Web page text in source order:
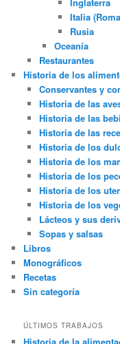
Italia
Rusia
Oceanía
Restaurantes
Historia de los
Conservantes y
Historia de las
Historia de las
Historia de las
Historia de los
Historia de los
Historia de los
Historia de los
Historia de los
Lácteos y sus
Sopas y salsas
Libros
Monográficos
Recetas
Sin categoría
ÚLTIMOS TRABAJOS